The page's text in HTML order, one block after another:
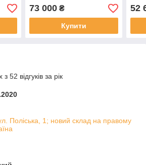
PREMIUM
73 000₴
Купити
52
52 відгуків за рік
Поліська, 1; новий склад на правому